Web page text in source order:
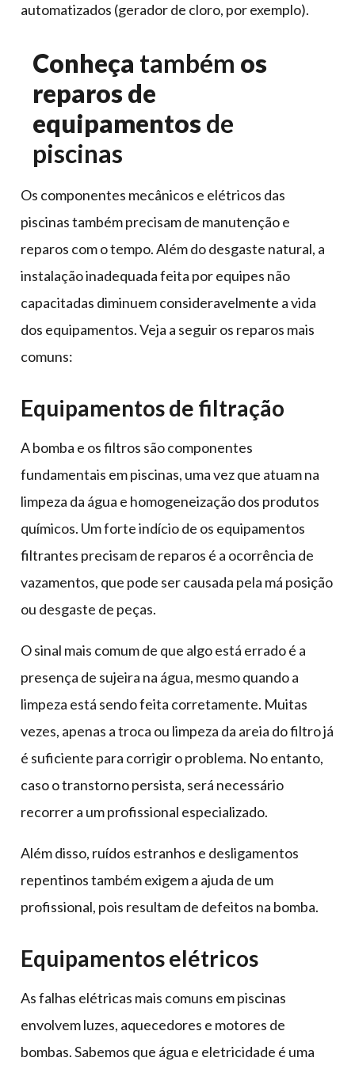
automatizados (gerador de cloro, por exemplo).
Conheça também os
reparos de
equipamentos de
piscinas
Os componentes mecânicos e elétricos das
piscinas também precisam de manutenção e
reparos com o tempo. Além do desgaste natural, a
instalação inadequada feita por equipes não
capacitadas diminuem consideravelmente a vida
dos equipamentos. Veja a seguir os reparos mais
comuns:
Equipamentos de filtração
A bomba e os filtros são componentes
fundamentais em piscinas, uma vez que atuam na
limpeza da água e homogeneização dos produtos
químicos. Um forte indício de os equipamentos
filtrantes precisam de reparos é a ocorrência de
vazamentos, que pode ser causada pela má posição
ou desgaste de peças.
O sinal mais comum de que algo está errado é a
presença de sujeira na água, mesmo quando a
limpeza está sendo feita corretamente. Muitas
vezes, apenas a troca ou limpeza da areia do filtro já
é suficiente para corrigir o problema. No entanto,
caso o transtorno persista, será necessário
recorrer a um profissional especializado.
Além disso, ruídos estranhos e desligamentos
repentinos também exigem a ajuda de um
profissional, pois resultam de defeitos na bomba.
Equipamentos elétricos
As falhas elétricas mais comuns em piscinas
envolvem luzes, aquecedores e motores de
bombas. Sabemos que água e eletricidade é uma